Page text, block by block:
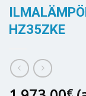
HZ35ZKE
€